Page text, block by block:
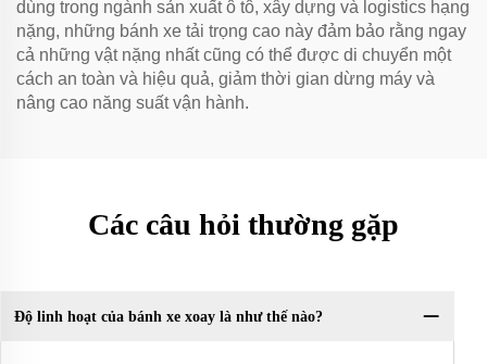
dùng trong ngành sản xuất ô tô, xây dựng và logistics hạng
nặng, những bánh xe tải trọng cao này đảm bảo rằng ngay
cả những vật nặng nhất cũng có thể được di chuyển một
cách an toàn và hiệu quả, giảm thời gian dừng máy và
nâng cao năng suất vận hành.
Các câu hỏi thường gặp
Độ linh hoạt của bánh xe xoay là như thế nào?